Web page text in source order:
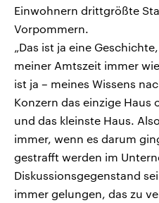
Einwohnern drittgrößte
Vorpommern.
„Das ist ja eine
meiner Amtszeit immer
ist ja – meines Wissens
Konzern das einzige Haus
und das kleinste Haus.
immer, wenn es darum
gestrafft werden im
Diskussionsgegenstand
immer gelungen, das zu